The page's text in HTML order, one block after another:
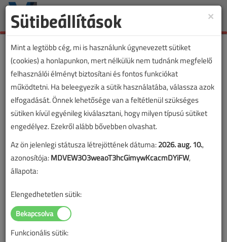
Toggle
VL cikkvásárlás
360°-os látószögű, beltéri, mennyezeti,
süllyesztett mozgásérzékelők című cikk
vásárlása
A vásárlással korlátlan hozzáférést kap a cikkhez, ami a
sikeres online elektronikus fizetést követően azonnal
aktiválódik. A hozzáférése nem évül el.
A rendeléshez kérjük, lépjen be!
Illetve, ha még nem tette meg, kérjük, regisztráljon!
×
Sütibeállítások
Mint a legtöbb cég, mi is használunk úgynevezett sütiket
(cookies) a honlapunkon, mert nélkülük nem tudnánk megfelelő
felhasználói élményt biztosítani és fontos funkciókat
működtetni. Ha beleegyezik a sütik használatába, válassza azok
elfogadását. Önnek lehetősége van a feltétlenül szükséges
sütiken kívül egyénileg kiválasztani, hogy milyen típusú sütiket
engedélyez. Ezekről alább bővebben olvashat.
Az ön jelenlegi státusza létrejöttének dátuma:2026. aug. 10.,
azonosítója:MDVEW3O3weaoT3hcGimywKcacmDYiFW,
állapota:
Elengedhetetlen sütik:
Funkcionális sütik: